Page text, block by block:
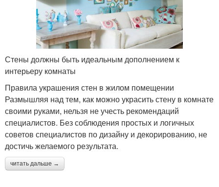
Стены должны быть идеальным дополнением к
интерьеру комнаты
Правила украшения стен в жилом помещении
Размышляя над тем, как можно украсить стену в комнате
своими руками, нельзя не учесть рекомендаций
специалистов. Без соблюдения простых и логичных
советов специалистов по дизайну и декорированию, не
достичь желаемого результата.
читать дальше →